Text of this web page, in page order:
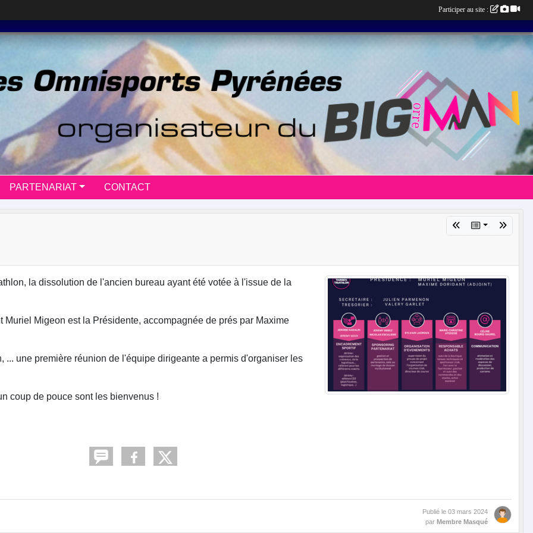
PARTENARIAT CONTACT
la dissolution de l'ancien bureau ayant été votée à l'issue de la
Migeon est la Présidente, accompagnée de prés par Maxime
une première réunion de l'équipe dirigeante a permis d'organiser les
coup de pouce sont les bienvenus !
Publié le 03 mars 2024
par Membre Masqué
Participer au site :